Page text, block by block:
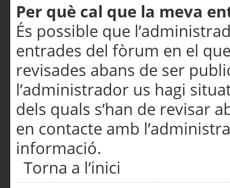
Per què cal que la meva
És possible que
entrades del fòrum en el
revisades abans de ser
l’administrador us hagi
dels quals s’han de revisar
en contacte amb
informació.
Torna a l’inici